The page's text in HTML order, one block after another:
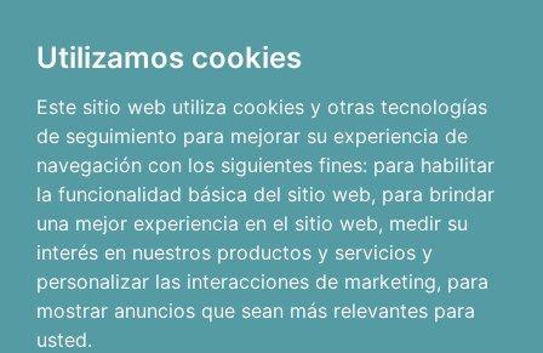
Utilizamos cookies
Este sitio web utiliza cookies y otras tecnologías
de seguimiento para mejorar su experiencia de
navegación con los siguientes fines: para habilitar
la funcionalidad básica del sitio web, para brindar
una mejor experiencia en el sitio web, medir su
interés en nuestros productos y servicios y
personalizar las interacciones de marketing, para
mostrar anuncios que sean más relevantes para
usted.